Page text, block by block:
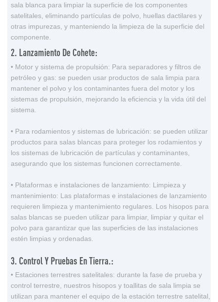
sala blanca para limpiar la superficie de los componentes
satelitales, eliminando partículas de polvo, huellas dactilares y
otras impurezas, y manteniendo la limpieza de la superficie del
componente.
2. Lanzamiento De Cohete:
• Motor y sistema de propulsión: Para separadores y filtros de
petróleo y gas: se pueden usar productos de sala limpia para
mantener el polvo y los contaminantes fuera del motor y los
sistemas de propulsión, mejorando la eficiencia y la vida útil del
sistema.
• Para rodamientos y sistemas de lubricación: se pueden utilizar
productos para salas blancas para proteger los rodamientos y
los sistemas de lubricación de partículas y contaminantes,
asegurando que los sistemas funcionen correctamente.
• Plataformas e instalaciones de lanzamiento: Limpieza y
mantenimiento: Las plataformas e instalaciones de lanzamiento
requieren limpieza y mantenimiento regulares. Los hisopos para
salas blancas se pueden utilizar para limpiar, limpiar y quitar el
polvo para garantizar que las superficies de las instalaciones
estén limpias y ordenadas.
3. Control Y Pruebas En Tierra.:
• Estaciones terrestres satelitales: durante la fase de prueba y
control terrestre, nuestros hisopos y toallitas de sala limpia se
utilizan para mantener el equipo de la estación terrestre satelital,